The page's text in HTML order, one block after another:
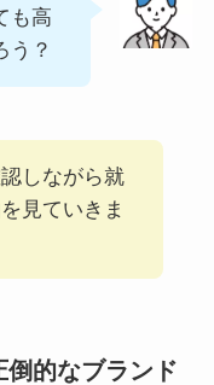
も高
う？
しながら就
見ていきま
的なブランド